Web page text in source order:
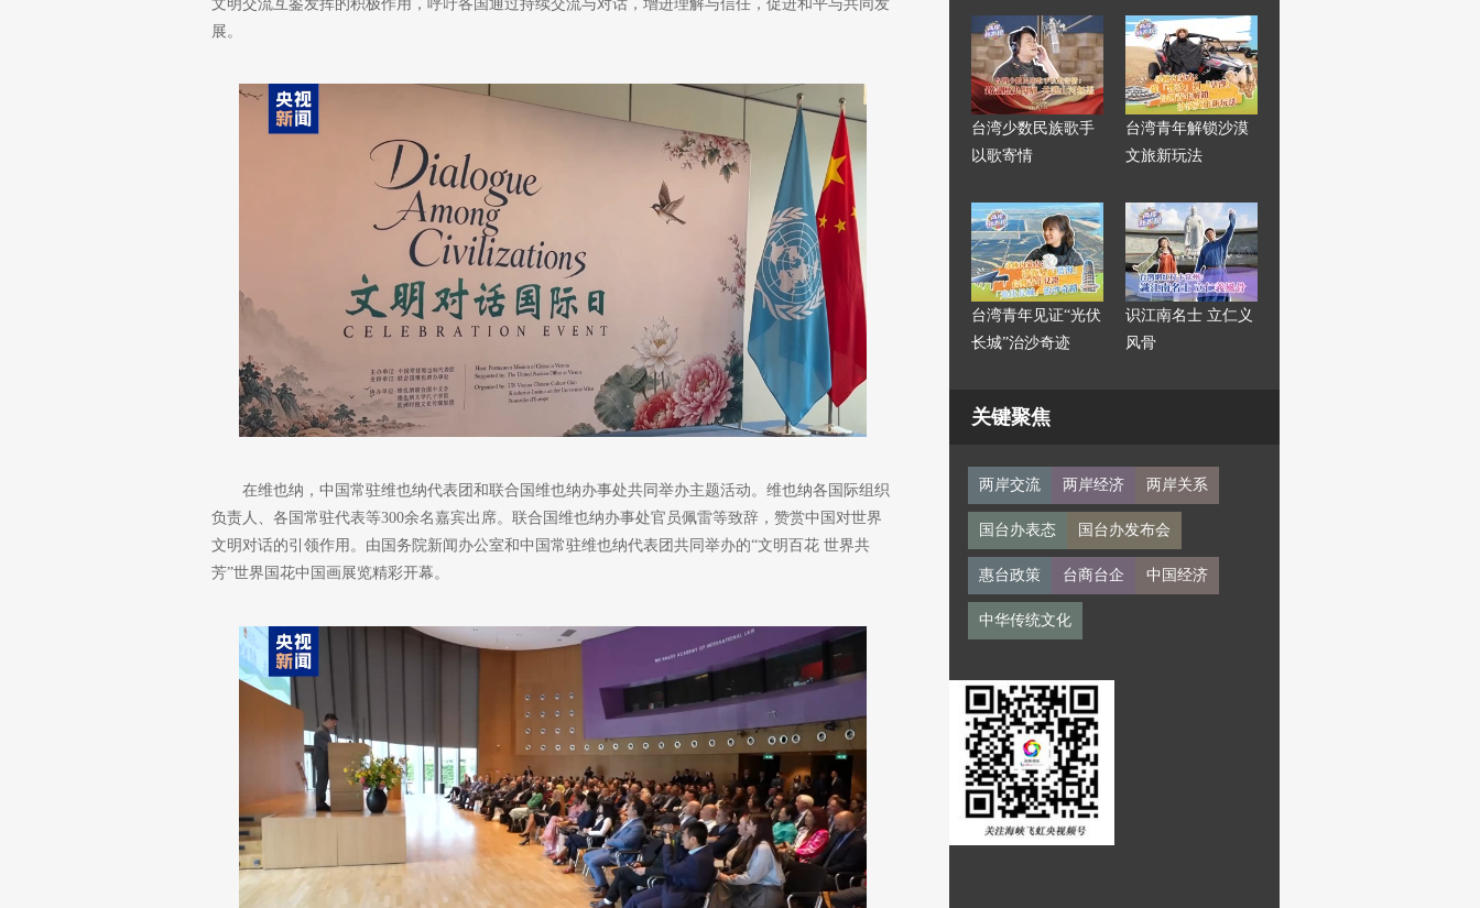
文明交流互鉴发挥的积极作用，呼吁各国通过持续交流与对话，增进理解与信任，促进和平与共同发
展。
在维也纳，中国常驻维也纳代表团和联合国维也纳办事处共同举办主题活动。维也纳各国际组织
负责人、各国常驻代表等300余名嘉宾出席。联合国维也纳办事处官员佩雷等致辞，赞赏中国对世界
文明对话的引领作用。由国务院新闻办公室和中国常驻维也纳代表团共同举办的“文明百花 世界共
芳”世界国花中国画展览精彩开幕。
台湾少数民族歌手
以歌寄情
台湾青年解锁沙漠
文旅新玩法
台湾青年见证“光伏
长城”治沙奇迹
识江南名士 立仁义
风骨
关键聚焦
两岸交流 两岸经济 两岸关系
国台办表态 国台办发布会
惠台政策 台商台企 中国经济
中华传统文化